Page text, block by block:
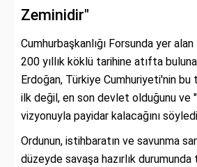
Zeminidir"
Cumhurbaşkanlığı Forsunda yer
200 yıllık köklü tarihine atıfta
Erdoğan, Türkiye Cumhuriyeti'nin
ilk değil, en son devlet olduğunu ve
vizyonuyla payidar kalacağını
Ordunun, istihbaratın ve savunma
düzeyde savaşa hazırlık durumunda